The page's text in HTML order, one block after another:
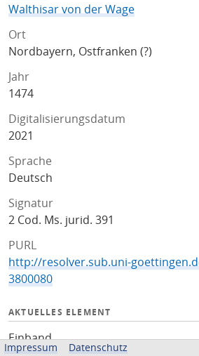
Walthisar von der Wage
Ort
Nordbayern, Ostfranken (?)
Jahr
1474
Digitalisierungsdatum
2021
Sprache
Deutsch
Signatur
2 Cod. Ms. jurid. 391
PURL
http://resolver.sub.uni-
3800080
AKTUELLES ELEMENT
Einband
Impressum Datenschutz